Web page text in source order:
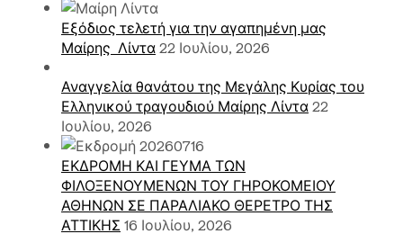
Εξόδιος τελετή για την αγαπημένη μας
Μαίρης Λίντα22 Ιουλίου, 2026
Αναγγελία θανάτου της Μεγάλης Κυρίας του
Ελληνικού τραγουδιού Μαίρης Λίντα22
Ιουλίου, 2026
ΕΚΔΡΟΜΗ ΚΑΙ ΓΕΥΜΑ ΤΩΝ
ΦΙΛΟΞΕΝΟΥΜΕΝΩΝ ΤΟΥ ΓΗΡΟΚΟΜΕΙΟΥ
ΑΘΗΝΩΝ ΣΕ ΠΑΡΑΛΙΑΚΟ ΘΕΡΕΤΡΟ ΤΗΣ
ΑΤΤΙΚΗΣ 16 Ιουλίου, 2026